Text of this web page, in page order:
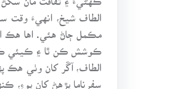
الطاف شيخ، انهيءَ وقت
ڪوشش ڪن ٿا ۽ ڪيئي
الطاف، آڱر کان وٺي هڪ
سفرناما پڙهڻ کان